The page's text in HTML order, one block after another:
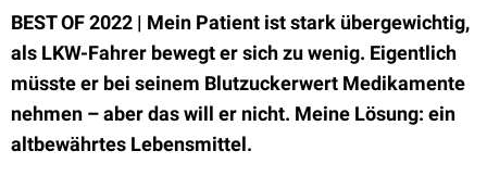
BEST OF 2022 | Mein Patient ist stark übergewichtig,
als LKW-Fahrer bewegt er sich zu wenig. Eigentlich
müsste er bei seinem Blutzuckerwert Medikamente
nehmen – aber das will er nicht. Meine Lösung: ein
altbewährtes Lebensmittel.